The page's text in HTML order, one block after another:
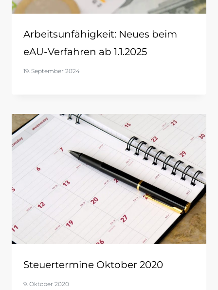
Arbeitsunfähigkeit: Neues beim
eAU-Verfahren ab 1.1.2025
19. September 2024
Steuertermine Oktober 2020
9. Oktober 2020